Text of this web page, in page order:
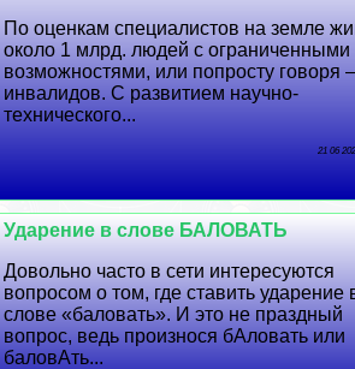
По оценкам специалистов на земле
около 1 млрд. людей с ограниченными
возможностями, или попросту говоря –
инвалидов. С развитием научно-
технического...
21 06
Ударение в слове БАЛОВАТЬ
Довольно часто в сети интересуются
вопросом о том, где ставить ударение
слове «баловать». И это не праздный
вопрос, ведь произнося бАловать или
баловАть...